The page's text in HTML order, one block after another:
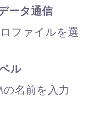
ータ通信
ファイルを選
ル
の名前を入力